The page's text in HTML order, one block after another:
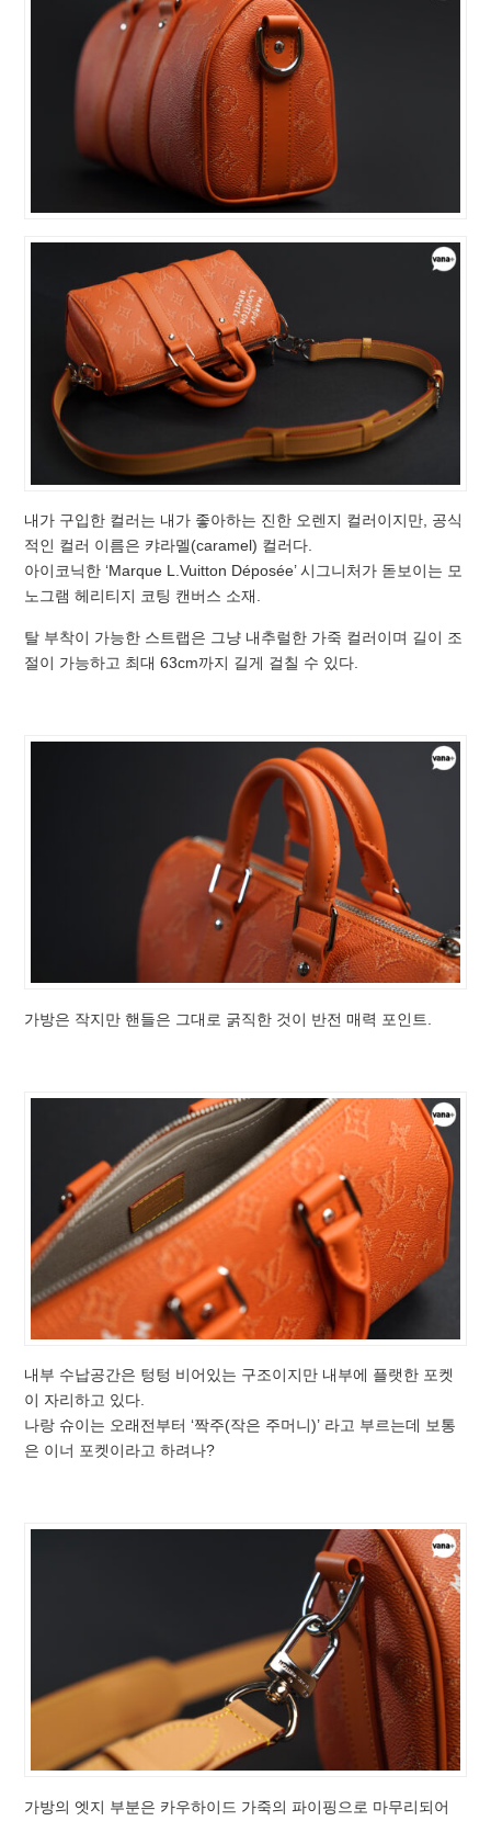
내가 구입한 컬러는 내가 좋아하는 진한 오렌지 컬러이지만, 공식
적인 컬러 이름은 캬라멜(caramel) 컬러다.
아이코닉한 ‘Marque L.Vuitton Déposée’ 시그니처가 돋보이는 모
노그램 헤리티지 코팅 캔버스 소재.
탈 부착이 가능한 스트랩은 그냥 내추럴한 가죽 컬러이며 길이 조
절이 가능하고 최대 63cm까지 길게 걸칠 수 있다.
가방은 작지만 핸들은 그대로 굵직한 것이 반전 매력 포인트.
내부 수납공간은 텅텅 비어있는 구조이지만 내부에 플랫한 포켓
이 자리하고 있다.
나랑 슈이는 오래전부터 ‘짝주(작은 주머니)’ 라고 부르는데 보통
은 이너 포켓이라고 하려나?
가방의 엣지 부분은 카우하이드 가죽의 파이핑으로 마무리되어